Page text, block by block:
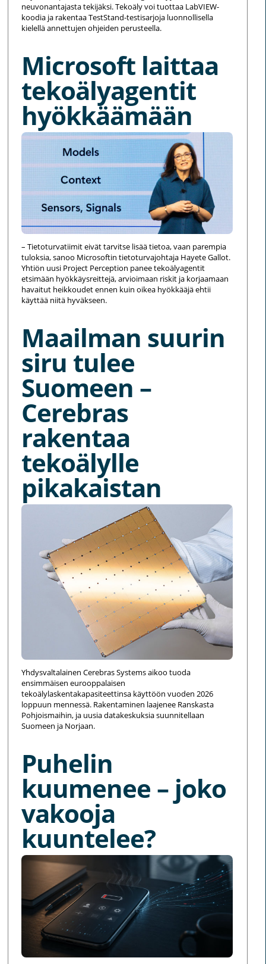
neuvonantajasta tekijäksi. Tekoäly voi tuottaa LabVIEW-
koodia ja rakentaa TestStand-testisarjoja luonnollisella
kielellä annettujen ohjeiden perusteella.
Microsoft laittaa
tekoälyagentit
hyökkäämään
– Tietoturvatiimit eivät tarvitse lisää tietoa, vaan parempia
tuloksia, sanoo Microsoftin tietoturvajohtaja Hayete Gallot.
Yhtiön uusi Project Perception panee tekoälyagentit
etsimään hyökkäysreittejä, arvioimaan riskit ja korjaamaan
havaitut heikkoudet ennen kuin oikea hyökkääjä ehtii
käyttää niitä hyväkseen.
Maailman suurin
siru tulee
Suomeen –
Cerebras
rakentaa
tekoälylle
pikakaistan
Yhdysvaltalainen Cerebras Systems aikoo tuoda
ensimmäisen eurooppalaisen
tekoälylaskentakapasiteettinsa käyttöön vuoden 2026
loppuun mennessä. Rakentaminen laajenee Ranskasta
Pohjoismaihin, ja uusia datakeskuksia suunnitellaan
Suomeen ja Norjaan.
Puhelin
kuumenee – joko
vakooja
kuuntelee?